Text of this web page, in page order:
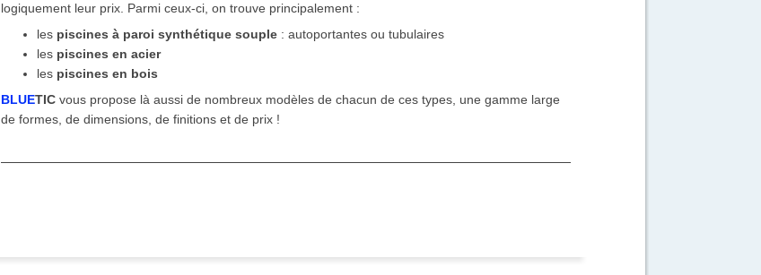
logiquement leur prix. Parmi ceux-ci, on trouve principalement :
les piscines à paroi synthétique souple : autoportantes ou tubulaires
les piscines en acier
les piscines en bois
BLUETIC vous propose là aussi de nombreux modèles de chacun de ces types, une gamme large
de formes, de dimensions, de finitions et de prix !